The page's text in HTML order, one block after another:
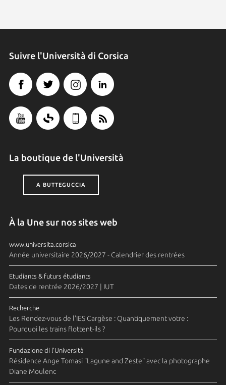
Suivre l'Università di Corsica
La boutique de l'Università
A BUTTEGUCCIA
À la Une sur nos sites web
www.universita.corsica
Année universitaire 2026/2027 - Calendrier des rentrées
Etudiants & futurs étudiants
Dates de rentrée 2026/2027 | IUT
Recherche
Les Rendez-vous de l'IES Cargèse : Quantiquement votre :
Pourquoi les trains flottent-ils ?
Fundazione di l'Università
Résidence Ange Tomasi "Lagune and Zeste" avec la photographe
Diane Moulenc